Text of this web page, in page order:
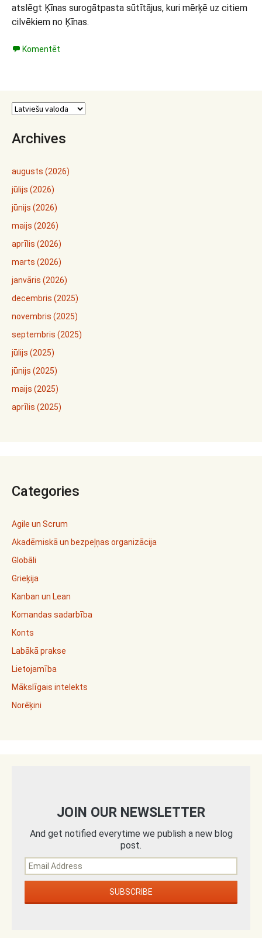
atslēgt Ķīnas surogātpasta sūtītājus, kuri mērķē uz citiem
cilvēkiem no Ķīnas.
Komentēt
Archives
augusts (2026)
jūlijs (2026)
jūnijs (2026)
maijs (2026)
aprīlis (2026)
marts (2026)
janvāris (2026)
decembris (2025)
novembris (2025)
septembris (2025)
jūlijs (2025)
jūnijs (2025)
maijs (2025)
aprīlis (2025)
Categories
Agile un Scrum
Akadēmiskā un bezpeļņas organizācija
Globāli
Grieķija
Kanban un Lean
Komandas sadarbība
Konts
Labākā prakse
Lietojamība
Mākslīgais intelekts
Norēķini
JOIN OUR NEWSLETTER
And get notified everytime we publish a new blog
post.